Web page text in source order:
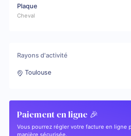
Plaque
Cheval
Rayons d'activité
Toulouse
Paiement en ligne 🎉
Vous pourrez régler votre facture en ligne
manière sécurisée.